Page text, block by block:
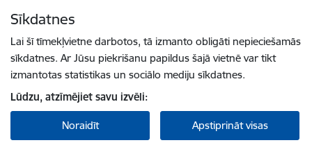
Sīkdatnes
Lai šī tīmekļvietne darbotos, tā izmanto obligāti nepieciešamās
sīkdatnes. Ar Jūsu piekrišanu papildus šajā vietnē var tikt
izmantotas statistikas un sociālo mediju sīkdatnes.
Lūdzu, atzīmējiet savu izvēli:
Noraidīt Apstiprināt visas